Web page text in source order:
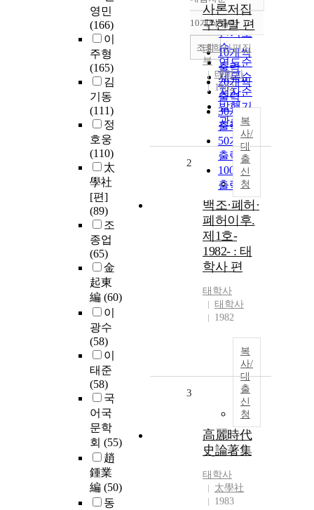
영민
(166)
이
주형
(165)
김
기동
(111)
정
호웅
(110)
太
學社
[편]
(89)
조
종업
(65)
金
起東
編 (60)
이
광수
(58)
이
태준
(58)
국
어국
문학
회 (55)
趙
鍾業
編 (50)
동
정확도
순
인기도
순
연도순
제목순
저자순
발행기
관순
내림차순
10개씩 출력
10개씩
출력
20개씩
출력
30개씩
출력
50개씩
출력
100개씩
출력
조회
사론저집
구한말 편
태학사편집
부
태학사
1982
복
사/
대
출
신
청
2
백조·폐허·
폐허이후.
제1호-
1982- : 태
학사 편
태학사
태학사
1982
복
사/
대
출
신
청
3
高麗時代
史論著集
태학사
太學社
1983